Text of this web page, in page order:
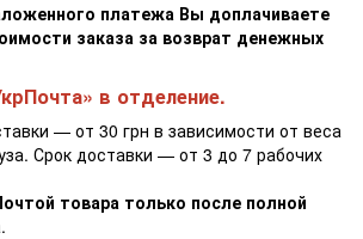
платежа Вы доплачиваете
заказа за возврат денежных
в отделение.
— от 30 грн в зависимости от веса
Срок доставки — от 3 до 7 рабочих
товара только после полной
.